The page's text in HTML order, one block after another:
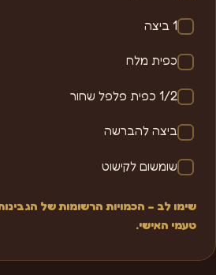
1 ביצה
כפית מלח
1/2 כפית פלפל שחור
ביצה להברשה
שומשום לקישוט
שימו לב – הכמויות הרשומות של
טעמי האישי.